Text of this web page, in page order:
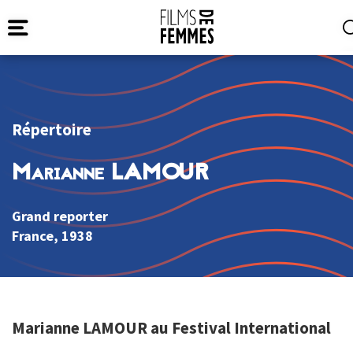
Répertoire
Marianne LAMOUR
Grand reporter
France, 1938
Marianne LAMOUR au Festival International